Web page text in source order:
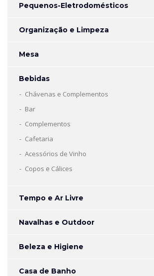
Pequenos-Eletrodomésticos
Organização e Limpeza
Mesa
Bebidas
Chávenas e Complementos
Bar
Complementos
Cafetaria
Acessórios de Vinho
Copos e Cálices
Tempo e Ar Livre
Navalhas e Outdoor
Beleza e Higiene
Casa de Banho